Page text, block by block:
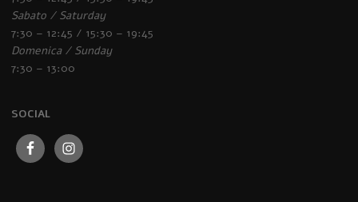
Sabato / Saturday
7:30 – 12:45 / 15:30 – 19:45
Domenica / Sunday
7:30 – 13:00
SOCIAL